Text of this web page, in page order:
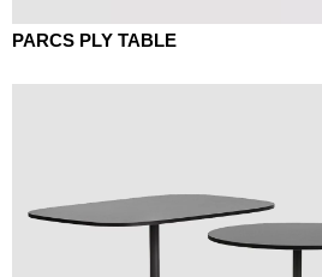
PARCS PLY TABLE